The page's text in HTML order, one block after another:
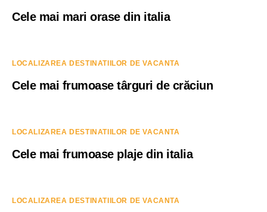
Cele mai mari orase din italia
LOCALIZAREA DESTINATIILOR DE VACANTA
Cele mai frumoase târguri de crăciun
LOCALIZAREA DESTINATIILOR DE VACANTA
Cele mai frumoase plaje din italia
LOCALIZAREA DESTINATIILOR DE VACANTA